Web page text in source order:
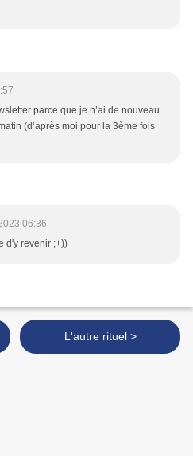
parce que je n’ai de nouveau
(d’après moi pour la 3ème fois
06:36
d'y revenir ;+))
L'autre rituel >